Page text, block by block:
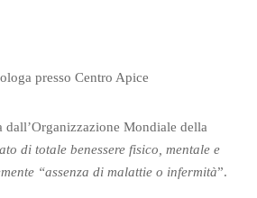
presso Centro Apice
dall’Organizzazione Mondiale della
di totale benessere fisico, mentale e
“assenza di malattie o infermità”.